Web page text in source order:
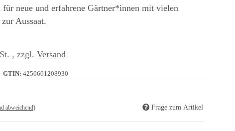
neue und erfahrene Gärtner*innen mit vielen
Aussaat.
, zzgl. Versand
GTIN: 4250601208930
abweichend) Frage zum Artikel